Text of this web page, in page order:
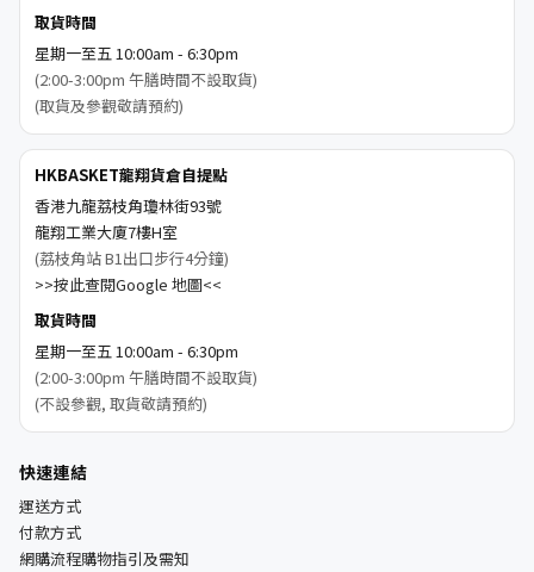
取貨時間
星期一至五 10:00am - 6:30pm
(2:00-3:00pm 午膳時間不設取貨)
(取貨及參觀敬請預約)
HKBASKET龍翔貨倉自提點
香港九龍荔枝角瓊林街93號
龍翔工業大廈7樓H室
(荔枝角站 B1出口步行4分鐘)
>>按此查閱Google 地圖<<
取貨時間
星期一至五 10:00am - 6:30pm
(2:00-3:00pm 午膳時間不設取貨)
(不設參觀, 取貨敬請預約)
快速連結
運送方式
付款方式
網購流程購物指引及需知